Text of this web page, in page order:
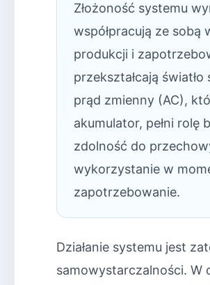
Złożoność systemu
współpracują ze sobą
produkcji i
przekształcają
prąd zmienny (AC),
akumulator, pełni rolę
zdolność do
wykorzystanie w
zapotrzebowanie.
Działanie systemu jest
samowystarczalności. W